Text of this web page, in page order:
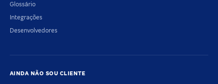
Glossário
Integrações
Desenvolvedores
AINDA NÃO SOU CLIENTE